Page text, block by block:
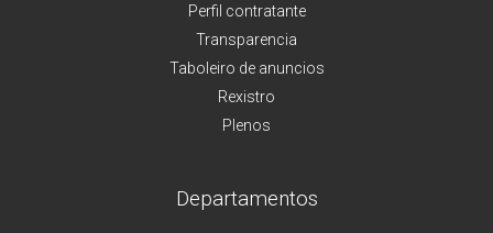
Perfil contratante
Transparencia
Taboleiro de anuncios
Rexistro
Plenos
Departamentos